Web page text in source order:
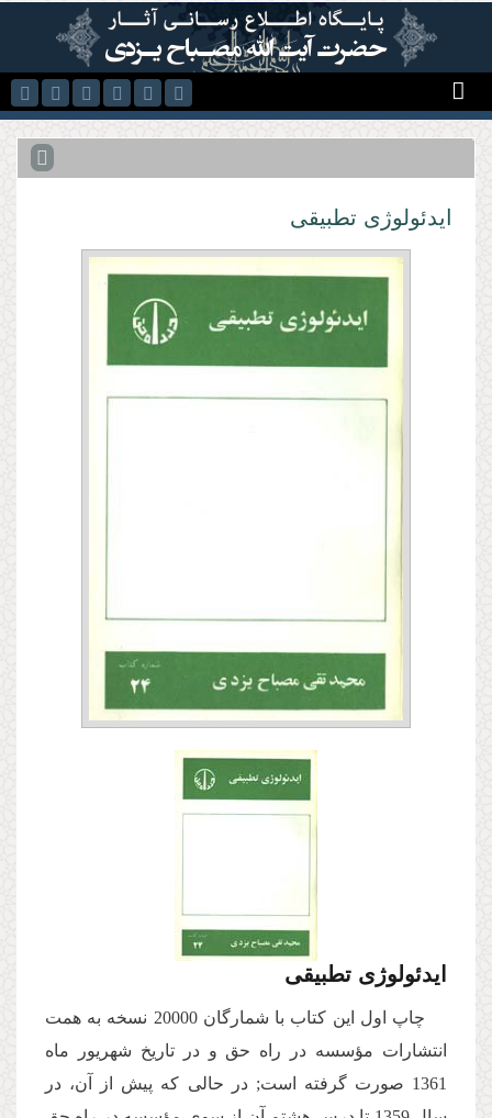
رفتن به محتوای اصلی
ایدئولوژى تطبیقى
ایدئولوژى تطبیقى
چاپ اول این كتاب با شمارگان 20000 نسخه به همت
انتشارات مؤسسه در راه حق و در تاریخ شهریور ماه
1361 صورت گرفته است; در حالى كه پیش از آن، در